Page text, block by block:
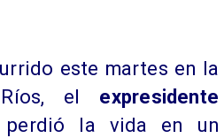
este martes en la
el expresidente
perdió la vida en un